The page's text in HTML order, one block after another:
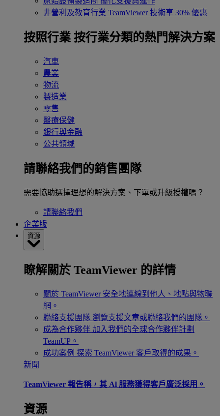
非營利及教育行業 TeamViewer 技術享 30% 優惠
按照行業 按行業分類的熱門解決方案
汽車
農業
物流
製造業
零售
醫療保健
銀行與金融
公共領域
請聯絡我們的銷售團隊
需要協助選擇理想的解決方案、下單或升級授權嗎？
請聯絡我們
企業版
資源
瞭解關於 TeamViewer 的詳情
關於 TeamViewer 安全地連線到他人、地點與物聯
網。
聯絡支援團隊 瀏覽支援文章或聯絡我們的團隊。
成為合作夥伴 加入我們的全球合作夥伴計劃
TeamUP。
成功案例 探索 TeamViewer 客戶取得的成果。
新聞
TeamViewer 報告稱，其 Al 服務獲得客戶廣泛採用。
資源